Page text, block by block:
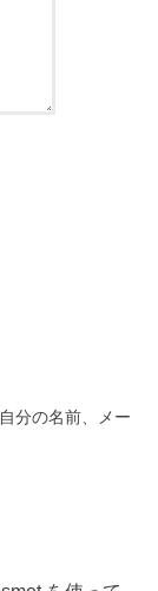
分の名前、メー